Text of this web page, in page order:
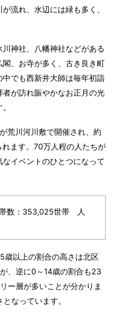
流れ、水辺には緑も多く、
神社、八幡神社などがある
、お寺が多く、古き良き町
でも西新井大師は毎年初詣
が訪れ賑やかなお正月の光
荒川河川敷で開催され、約
ます。70万人程の人たちが
イベントのひとつになって
数：353,025世帯 人
歳以上の割合の高さは北区
、逆に0～14歳の割合も23
ー層が多いことが分かりま
なっています。